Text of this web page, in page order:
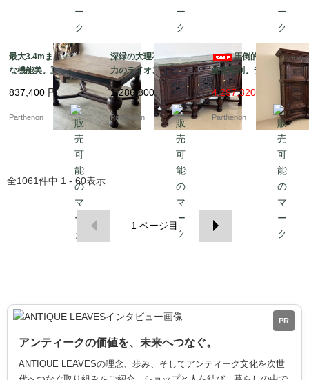
最大3.4mまで拡張可能
な機能美。重厚なバル
ボスレッグとライオン
彫刻が目を引くエクス
テンションテーブル【d
837,400 円
Parthenon
深緑の大理石天板と迫
力のライオン彫刻。重
厚な佇まいで空間を彩
る大型サイドボード【d
s23-10】
1,286,800円
Parthenon
圧倒的な風格と
細密彫刻。ライオンが
守る重厚な佇まいの大
型キャビネット【ds23
-11】
4,297,320 円
Parthenon
全1061件中 1 - 60表示
1 ページ目
PR
アンティークの価値を、未来へつなぐ。
ANTIQUE LEAVESの理念、歩み、そしてアンティーク文化を次世